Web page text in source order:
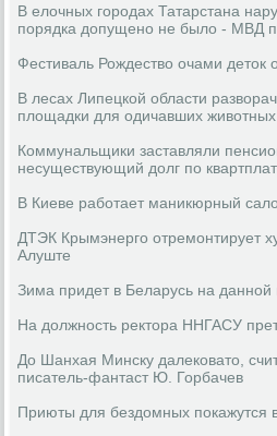
В елочных городах Татарстана
порядка допущено не было - МВД
Фестиваль Рождество очами деток
В лесах Липецкой области
площадки для одичавших животных
Коммунальщики заставляли
несуществующий долг по
В Киеве работает маникюрный
ДТЭК Крымэнерго отремонтирует
Алуште
Зима придет в Беларусь на данной
На должность ректора ННГАСУ
До Шанхая Минску далековато,
писатель-фантаст Ю. Горбачев
Приюты для бездомных покажутся